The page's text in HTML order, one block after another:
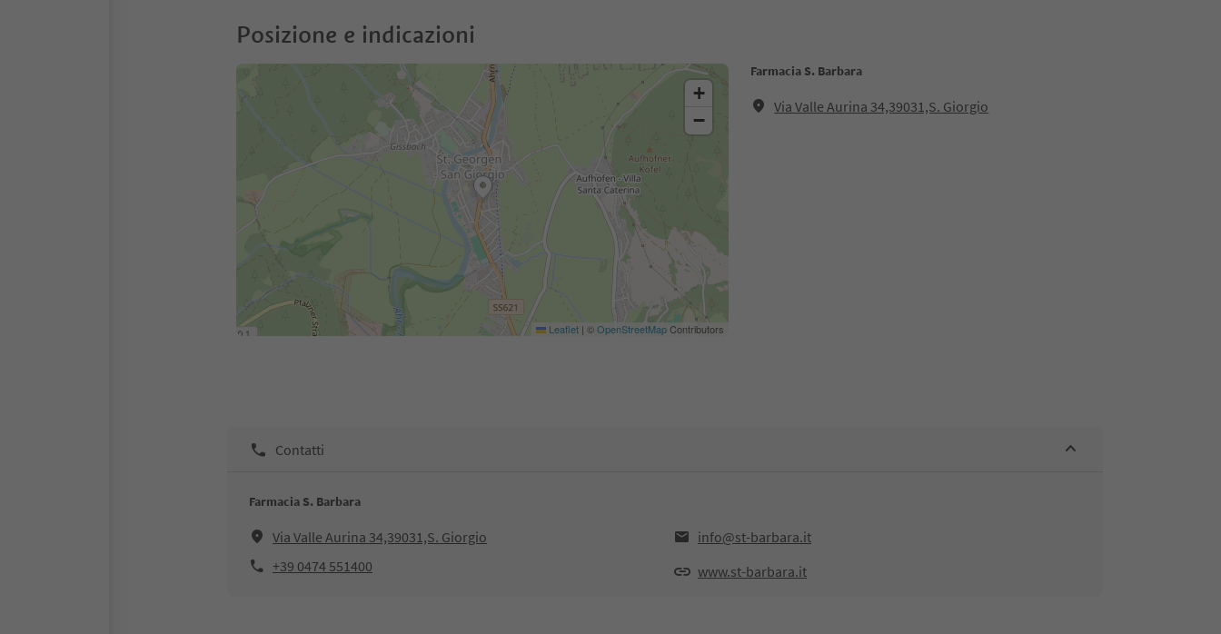
Posizione e indicazioni
Farmacia S. Barbara
Via Valle Aurina 34,39031,S. Giorgio
+
−
Leaflet | ©OpenStreetMapContributors
Contatti
Farmacia S. Barbara
Via Valle Aurina 34,39031,S. Giorgio
info@st-barbara.it
+39 0474 551400
www.st-barbara.it